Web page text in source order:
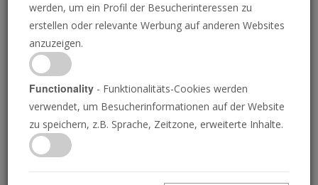
Das erste Jahr am
Ambassador College
überleben
Autobiografie von Herbert W. Armstrong
(Kapitel 57)
werden, um ein Profil der Besucherinteressen zu
erstellen oder relevante Werbung auf anderen Websites
anzuzeigen.
Functionality - Funktionalitäts-Cookies werden
verwendet, um Besucherinformationen auf der Website
zu speichern, z.B. Sprache, Zeitzone, erweiterte Inhalte.